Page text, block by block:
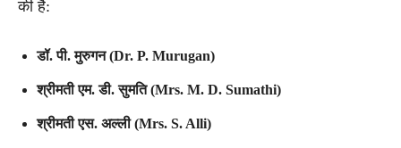
की है:
डॉ. पी. मुरुगन (Dr. P. Murugan)
श्रीमती एम. डी. सुमति (Mrs. M. D. Sumathi)
श्रीमती एस. अल्ली (Mrs. S. Alli)